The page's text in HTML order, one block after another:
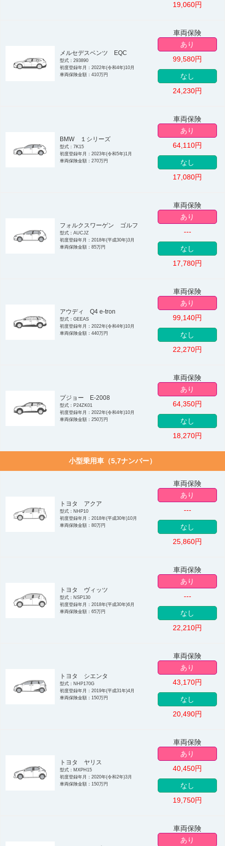
19,060円
メルセデスベンツ EQC
型式：293890
初度登録年月：2022年(令和4年)10月
車両保険金額：410万円
車両保険
あり
99,580円
なし
24,230円
BMW １シリーズ
型式：7K15
初度登録年月：2023年(令和5年)1月
車両保険金額：270万円
車両保険
あり
64,110円
なし
17,080円
フォルクスワーゲン ゴルフ
型式：AUCJZ
初度登録年月：2018年(平成30年)3月
車両保険金額：85万円
車両保険
あり
---
なし
17,780円
アウディ Q4 e-tron
型式：GEEAS
初度登録年月：2022年(令和4年)10月
車両保険金額：440万円
車両保険
あり
99,140円
なし
22,270円
プジョー E-2008
型式：P24ZK01
初度登録年月：2022年(令和4年)10月
車両保険金額：250万円
車両保険
あり
64,350円
なし
18,270円
小型乗用車（5,7ナンバー）
トヨタ アクア
型式：NHP10
初度登録年月：2018年(平成30年)10月
車両保険金額：80万円
車両保険
あり
---
なし
25,860円
トヨタ ヴィッツ
型式：NSP130
初度登録年月：2018年(平成30年)6月
車両保険金額：65万円
車両保険
あり
---
なし
22,210円
トヨタ シエンタ
型式：NHP170G
初度登録年月：2019年(平成31年)4月
車両保険金額：150万円
車両保険
あり
43,170円
なし
20,490円
トヨタ ヤリス
型式：MXPH15
初度登録年月：2020年(令和2年)3月
車両保険金額：150万円
車両保険
あり
40,450円
なし
19,750円
車両保険
あり